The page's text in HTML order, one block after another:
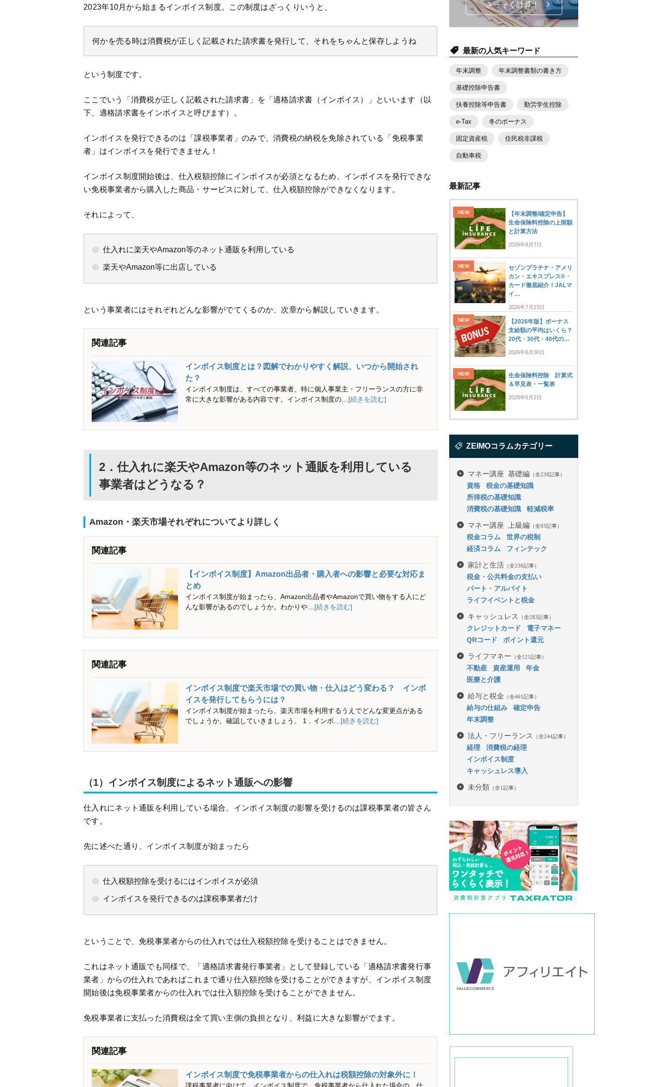
2023年10月から始まるインボイス制度。この制度はざっくりいうと、
何かを売る時は消費税が正しく記載された請求書を発行して、それをちゃんと保存しようね
という制度です。
ここでいう「消費税が正しく記載された請求書」を「適格請求書（インボイス）」といいます（以
下、適格請求書をインボイスと呼びます）。
インボイスを発行できるのは「課税事業者」のみで、消費税の納税を免除されている「免税事業
者」はインボイスを発行できません！
インボイス制度開始後は、仕入税額控除にインボイスが必須となるため、インボイスを発行できな
い免税事業者から購入した商品・サービスに対して、仕入税額控除ができなくなります。
それによって、
仕入れに楽天やAmazon等のネット通販を利用している
楽天やAmazon等に出店している
という事業者にはそれぞれどんな影響がでてくるのか、次章から解説していきます。
関連記事
インボイス制度とは？図解でわかりやすく解説、いつから開始され
た？
インボイス制度は、すべての事業者、特に個人事業主・フリーランスの方に非
常に大きな影響がある内容です。インボイス制度の… [続きを読む]
2．仕入れに楽天やAmazon等のネット通販を利用している
事業者はどうなる？
Amazon・楽天市場それぞれについてより詳しく
関連記事
【インボイス制度】Amazon出品者・購入者への影響と必要な対応ま
とめ
インボイス制度が始まったら、Amazon出品者やAmazonで買い物をする人にど
んな影響があるのでしょうか。わかりや… [続きを読む]
関連記事
インボイス制度で楽天市場での買い物・仕入はどう変わる？ インボ
イスを発行してもらうには？
インボイス制度が始まったら、楽天市場を利用するうえでどんな変更点がある
でしょうか。確認していきましょう。 1．インボ… [続きを読む]
（1）インボイス制度によるネット通販への影響
仕入れにネット通販を利用している場合、インボイス制度の影響を受けるのは課税事業者の皆さん
です。
先に述べた通り、インボイス制度が始まったら
仕入税額控除を受けるにはインボイスが必須
インボイスを発行できるのは課税事業者だけ
ということで、免税事業者からの仕入れでは仕入税額控除を受けることはできません。
これはネット通販でも同様で、「適格請求書発行事業者」として登録している「適格請求書発行事
業者」からの仕入れであればこれまで通り仕入額控除を受けることができますが、インボイス制度
開始後は免税事業者からの仕入れでは仕入額控除を受けることができません。
免税事業者に支払った消費税は全て買い主側の負担となり、利益に大きな影響がでます。
関連記事
インボイス制度で免税事業者からの仕入れは税額控除の対象外に！
さっそく計算！
最新の人気キーワード
年末調整 年末調整書類の書き方
基礎控除申告書
扶養控除等申告書 勤労学生控除
e-Tax 冬のボーナス
固定資産税 住民税非課税
自動車税
最新記事
【年末調整/確定申告】
生命保険料控除の上限額
と計算方法
2026年8月7日
セゾンプラチナ・アメリ
カン・エキスプレス®・
カード徹底紹介！JALマ
イ…
2026年7月23日
【2026年版】ボーナス
支給額の平均はいくら？
20代・30代・40代の…
2026年6月30日
生命保険料控除 計算式
＆早見表・一覧表
2026年6月2日
ZEIMOコラムカテゴリー
マネー講座 基礎編 （全238記事）
資格
税金の基礎知識
所得税の基礎知識
消費税の基礎知識
軽減税率
マネー講座 上級編 （全93記事）
税金コラム
世界の税制
経済コラム
フィンテック
家計と生活 （全236記事）
税金・公共料金の支払い
パート・アルバイト
ライフイベントと税金
キャッシュレス （全283記事）
クレジットカード
電子マネー
QRコード
ポイント還元
ライフマネー （全121記事）
不動産 資産運用
年金
医療と介護
給与と税金 （全461記事）
給与の仕組み
確定申告
年末調整
法人・フリーランス （全244記事）
経理
消費税の経理
インボイス制度
キャッシュレス導入
未分類 （全1記事）